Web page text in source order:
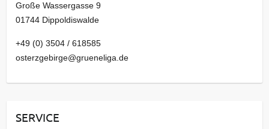
Große Wassergasse 9
01744 Dippoldiswalde
+49 (0) 3504 / 618585
osterzgebirge@grueneliga.de
SERVICE